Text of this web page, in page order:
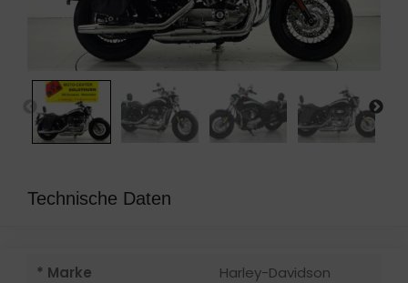
Technische Daten
* Marke
Harley-Davidson